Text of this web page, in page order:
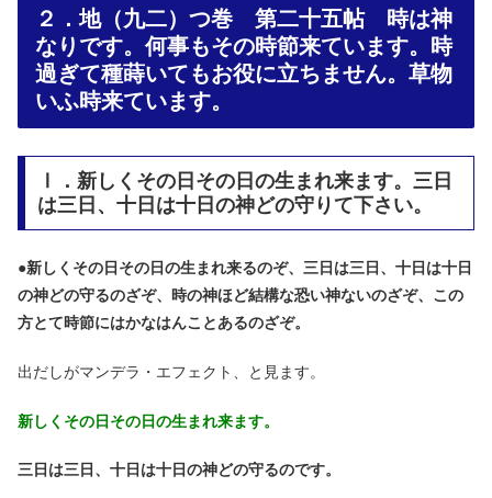
２．地（九二）つ巻 第二十五帖 時は神
なりです。何事もその時節来ています。時
過ぎて種蒔いてもお役に立ちません。草物
いふ時来ています。
Ⅰ．新しくその日その日の生まれ来ます。三日
は三日、十日は十日の神どの守りて下さい。
●新しくその日その日の生まれ来るのぞ、三日は三日、十日は十日
の神どの守るのざぞ、時の神ほど結構な恐い神ないのざぞ、この
方とて時節にはかなはんことあるのざぞ。
出だしがマンデラ・エフェクト、と見ます。
新しくその日その日の生まれ来ます。
三日は三日、十日は十日の神どの守るのです。